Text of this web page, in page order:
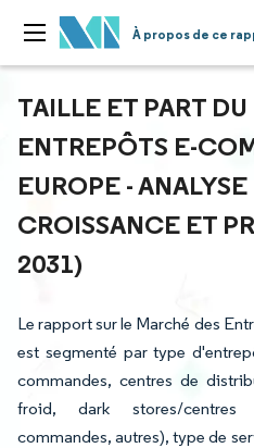
À propos de ce
TAILLE ET PART
ENTREPÔTS E-
EUROPE -
CROISSANCE ET
2031)
Le rapport sur le Marché des
est segmenté par type
commandes, centres de
froid, dark stores/centres
commandes, autres), type de